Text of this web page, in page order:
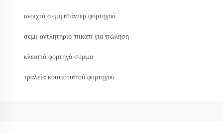
ανοιχτό σεμιμπάντερ φορτηγού
σεμι-αντλητήριο πικάπ για πώληση
κλειστό φορτηγό σύρμα
τραλεία κουτιοτυπού φορτηγού